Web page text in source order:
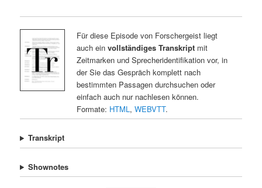
Für diese Episode von Forschergeist liegt
auch ein vollständiges Transkriptmit
Zeitmarken und Sprecheridentifikation vor, in
der Sie das Gespräch komplett nach
bestimmten Passagen durchsuchen oder
einfach auch nur nachlesen können.
Formate: HTML , WEBVTT.
Transkript
Shownotes